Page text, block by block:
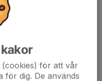
för att vår
för dig. De används